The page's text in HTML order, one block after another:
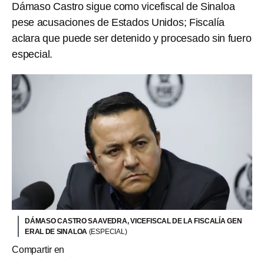
Dámaso Castro sigue como vicefiscal de Sinaloa
pese acusaciones de Estados Unidos; Fiscalía
aclara que puede ser detenido y procesado sin fuero
especial.
DÁMASO CASTRO SAAVEDRA, VICEFISCAL DE LA FISCALÍA GEN
ERAL DE SINALOA (ESPECIAL)
Compartir en